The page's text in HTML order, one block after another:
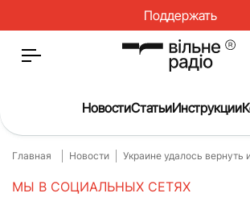
Поддержать
Главная
Новости
НовостиСтатьиИнструкции
Главная Новости Украине удалось вернуть
МЫ В СОЦИАЛЬНЫХ СЕТЯХ